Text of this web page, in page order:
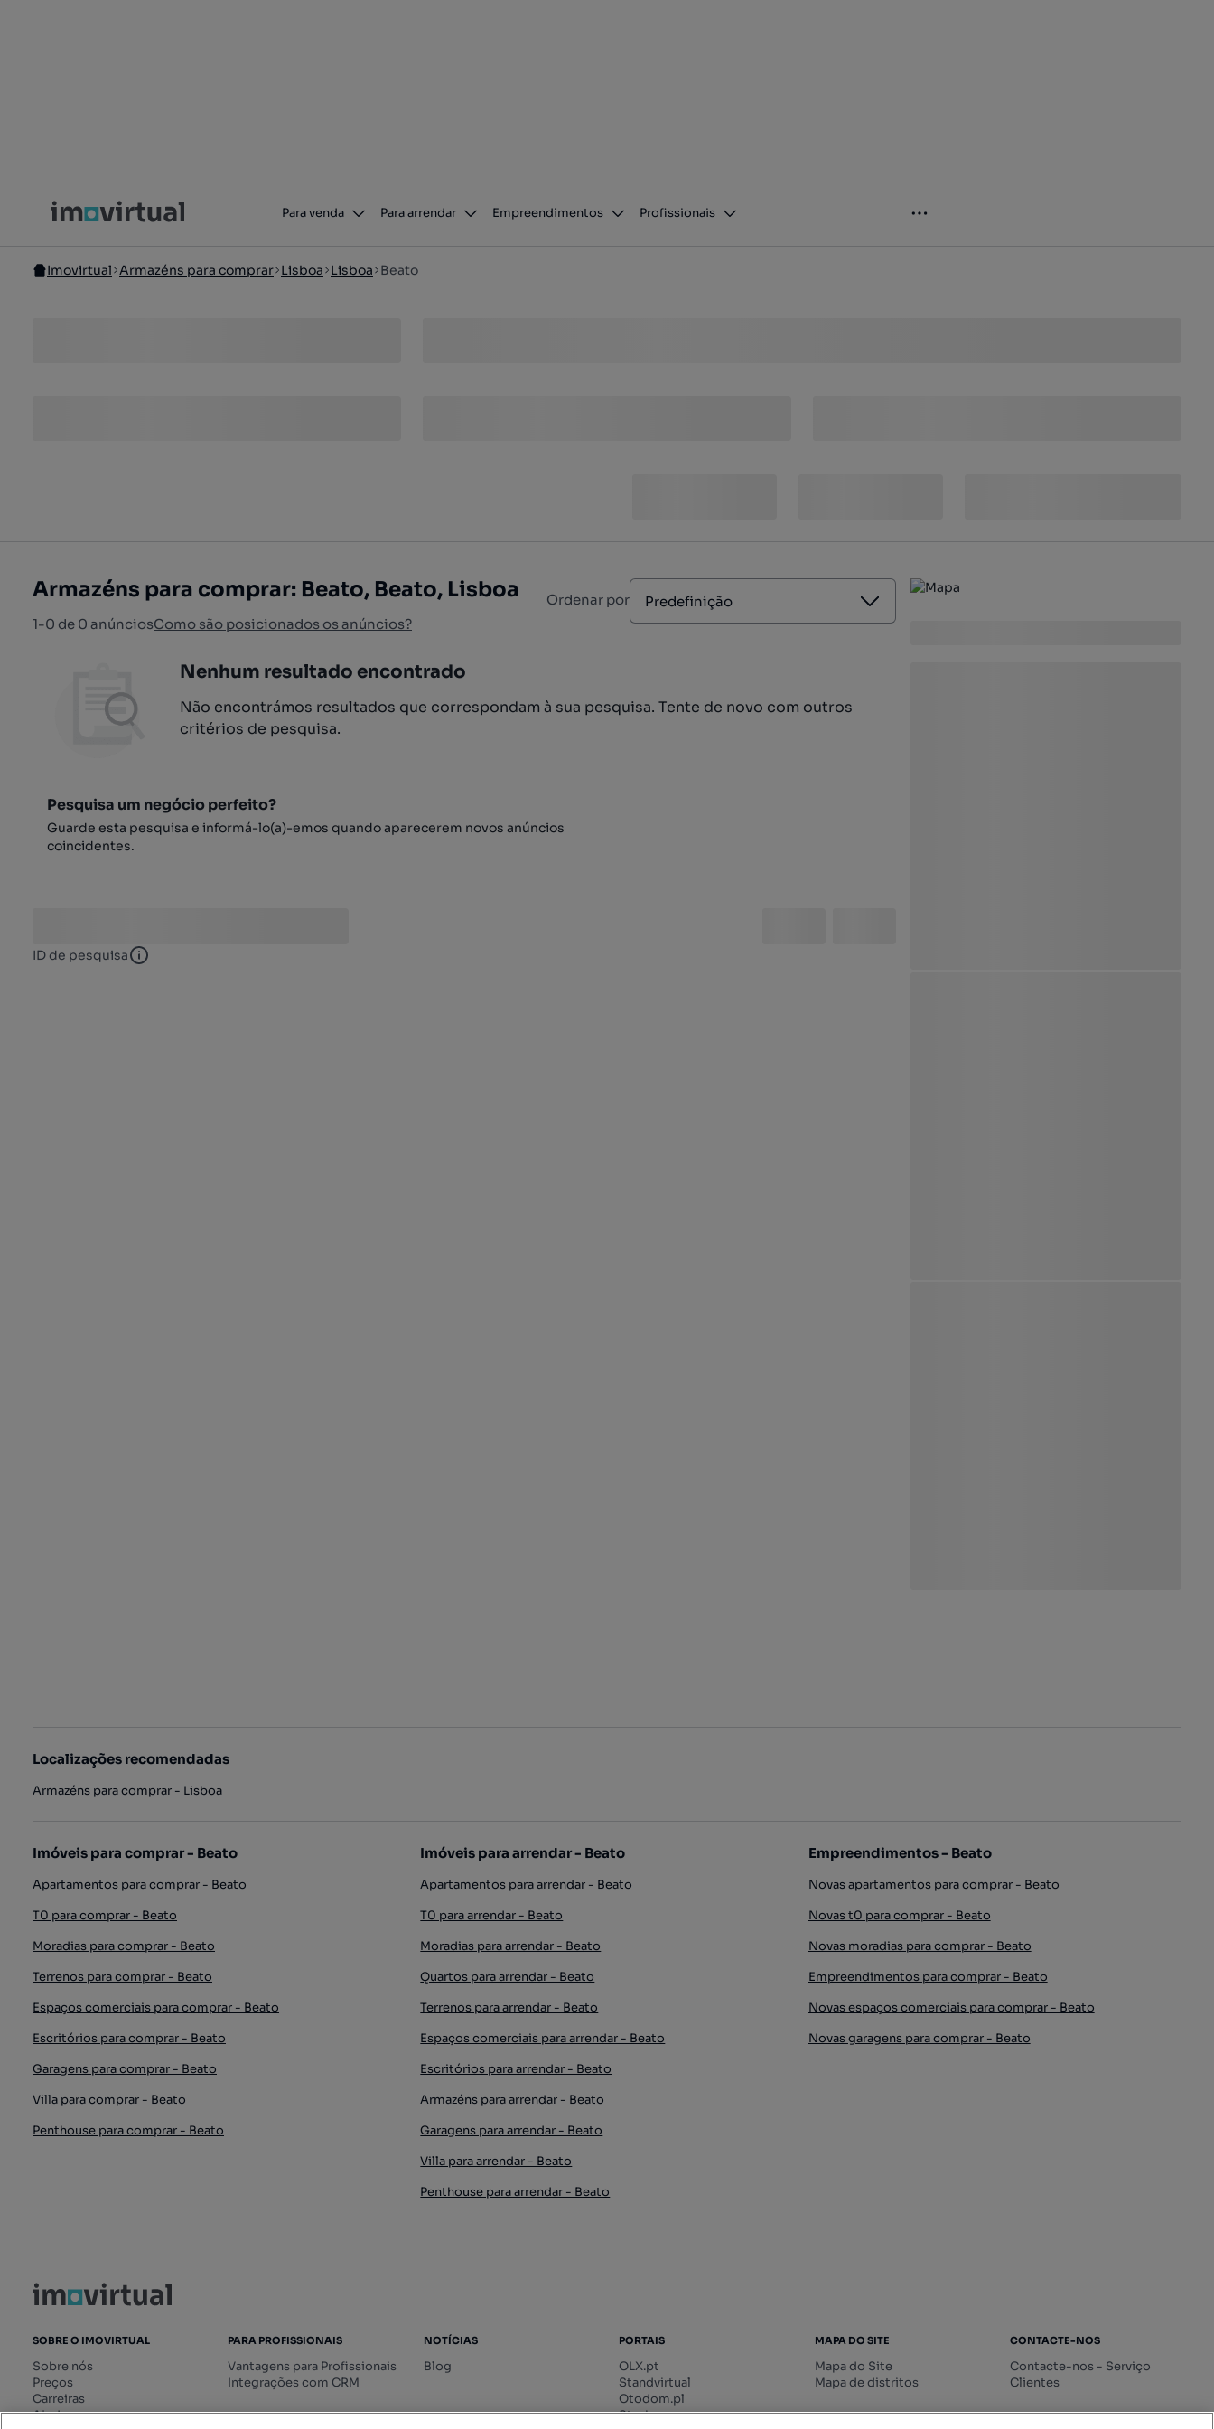
Para venda Para arrendar Empreendimentos Profissionais
Imovirtual Armazéns para comprar Lisboa Lisboa Beato
Armazéns para comprar: Beato, Beato, Lisboa
1-0 de 0 anúnciosComo são posicionados os anúncios?
Ordenar por Predefinição
Nenhum resultado encontrado
Não encontrámos resultados que correspondam à sua pesquisa. Tente de novo com outros
critérios de pesquisa.
Pesquisa um negócio perfeito?
Guarde esta pesquisa e informá-lo(a)-emos quando aparecerem novos anúncios
coincidentes.
ID de pesquisa ID de pesquisa
Localizações recomendadas
Armazéns para comprar - Lisboa
Imóveis para comprar - Beato
Apartamentos para comprar - Beato
T0 para comprar - Beato
Moradias para comprar - Beato
Terrenos para comprar - Beato
Espaços comerciais para comprar - Beato
Escritórios para comprar - Beato
Garagens para comprar - Beato
Villa para comprar - Beato
Penthouse para comprar - Beato
Imóveis para arrendar - Beato
Apartamentos para arrendar - Beato
T0 para arrendar - Beato
Moradias para arrendar - Beato
Quartos para arrendar - Beato
Terrenos para arrendar - Beato
Espaços comerciais para arrendar - Beato
Escritórios para arrendar - Beato
Armazéns para arrendar - Beato
Garagens para arrendar - Beato
Villa para arrendar - Beato
Penthouse para arrendar - Beato
Empreendimentos - Beato
Novas apartamentos para comprar - Beato
Novas t0 para comprar - Beato
Novas moradias para comprar - Beato
Empreendimentos para comprar - Beato
Novas espaços comerciais para comprar - Beato
Novas garagens para comprar - Beato
SOBRE O IMOVIRTUAL
Sobre nós
Preços
Carreiras
Ajuda
PARA PROFISSIONAIS
Vantagens para Profissionais
Integrações com CRM
NOTÍCIAS
Blog
PORTAIS
OLX.pt
Standvirtual
Otodom.pl
Storia.ro
MAPA DO SITE
Mapa do Site
Mapa de distritos
CONTACTE-NOS
Contacte-nos - Serviço
Clientes